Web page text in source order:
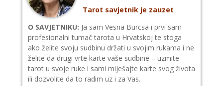
Tarot savjetnik je zauzet
O SAVJETNIKU: Ja sam Vesna Burcsa i prvi sam
profesionalni tumač tarota u Hrvatskoj te stoga
ako želite svoju sudbinu držati u svojim rukama i ne
želite da drugi vrte karte vaše sudbine – uzmite
tarot u svoje ruke i sami miješajte karte svog života
ili dozvolite da to radim uz i za Vas.